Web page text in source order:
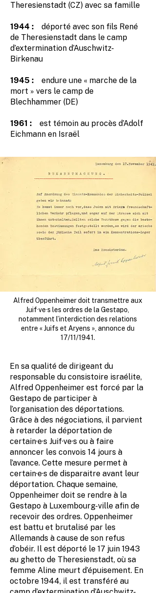
Theresienstadt (CZ) avec sa famille
1944 : déporté avec son fils René
de Theresienstadt dans le camp
d’extermination d’Auschwitz-
Birkenau
1945 : endure une « marche de la
mort » vers le camp de
Blechhammer (DE)
1961 : est témoin au procès d’Adolf
Eichmann en Israël
Alfred Oppenheimer doit transmettre aux
Juif·ve·s les ordres de la Gestapo,
notamment l’interdiction des relations
entre « Juifs et Aryens », annonce du
17/11/1941.
En sa qualité de dirigeant du
responsable du consistoire israélite,
Alfred Oppenheimer est forcé par la
Gestapo de participer à
l’organisation des déportations.
Grâce à des négociations, il parvient
à retarder la déportation de
certain·e·s Juif·ve·s ou à faire
annoncer les convois 14 jours à
l’avance. Cette mesure permet à
certain·e·s de disparaitre avant leur
déportation. Chaque semaine,
Oppenheimer doit se rendre à la
Gestapo à Luxembourg-ville afin de
recevoir des ordres. Oppenheimer
est battu et brutalisé par les
Allemands à cause de son refus
d’obéir. Il est déporté le 17 juin 1943
au ghetto de Theresienstadt, où sa
femme Aline meurt d’épuisement. En
octobre 1944, il est transféré au